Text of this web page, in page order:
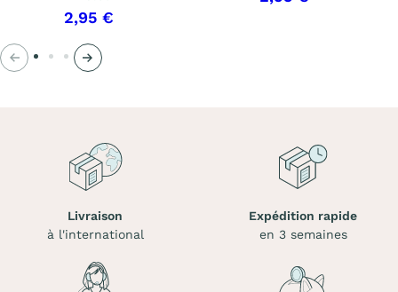
2,95 €
PrécédentSuivant
Livraison
à l'international
Expédition rapide
en 3 semaines